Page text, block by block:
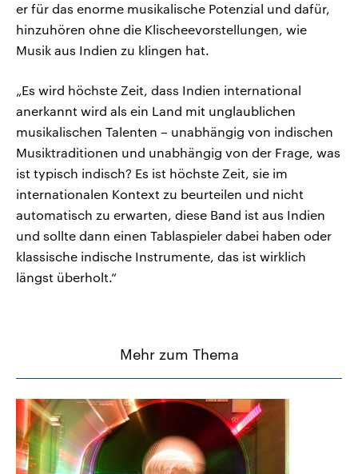
er für das enorme musikalische Potenzial und dafür,
hinzuhören ohne die Klischeevorstellungen, wie
Musik aus Indien zu klingen hat.
„Es wird höchste Zeit, dass Indien international
anerkannt wird als ein Land mit unglaublichen
musikalischen Talenten – unabhängig von indischen
Musiktraditionen und unabhängig von der Frage, was
ist typisch indisch? Es ist höchste Zeit, sie im
internationalen Kontext zu beurteilen und nicht
automatisch zu erwarten, diese Band ist aus Indien
und sollte dann einen Tablaspieler dabei haben oder
klassische indische Instrumente, das ist wirklich
längst überholt.“
Mehr zum Thema